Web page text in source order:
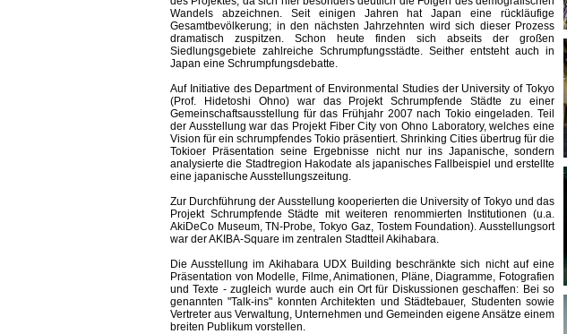
Wandels abzeichnen. Seit einigen Jahren hat Japan eine rückläufige
Gesamtbevölkerung; in den nächsten Jahrzehnten wird sich dieser Prozess
dramatisch zuspitzen. Schon heute finden sich abseits der großen
Siedlungsgebiete zahlreiche Schrumpfungsstädte. Seither entsteht auch in
Japan eine Schrumpfungsdebatte.
Auf Initiative des Department of Environmental Studies der University of Tokyo
(Prof. Hidetoshi Ohno) war das Projekt Schrumpfende Städte zu einer
Gemeinschaftsausstellung für das Frühjahr 2007 nach Tokio eingeladen. Teil
der Ausstellung war das Projekt Fiber City von Ohno Laboratory, welches eine
Vision für ein schrumpfendes Tokio präsentiert. Shrinking Cities übertrug für die
Tokioer Präsentation seine Ergebnisse nicht nur ins Japanische, sondern
analysierte die Stadtregion Hakodate als japanisches Fallbeispiel und erstellte
eine japanische Ausstellungszeitung.
Zur Durchführung der Ausstellung kooperierten die University of Tokyo und das
Projekt Schrumpfende Städte mit weiteren renommierten Institutionen (u.a.
AkiDeCo Museum, TN-Probe, Tokyo Gaz, Tostem Foundation). Ausstellungsort
war der AKIBA-Square im zentralen Stadtteil Akihabara.
Die Ausstellung im Akihabara UDX Building beschränkte sich nicht auf eine
Präsentation von Modelle, Filme, Animationen, Pläne, Diagramme, Fotografien
und Texte - zugleich wurde auch ein Ort für Diskussionen geschaffen: Bei so
genannten "Talk-ins" konnten Architekten und Städtebauer, Studenten sowie
Vertreter aus Verwaltung, Unternehmen und Gemeinden eigene Ansätze einem
breiten Publikum vorstellen.